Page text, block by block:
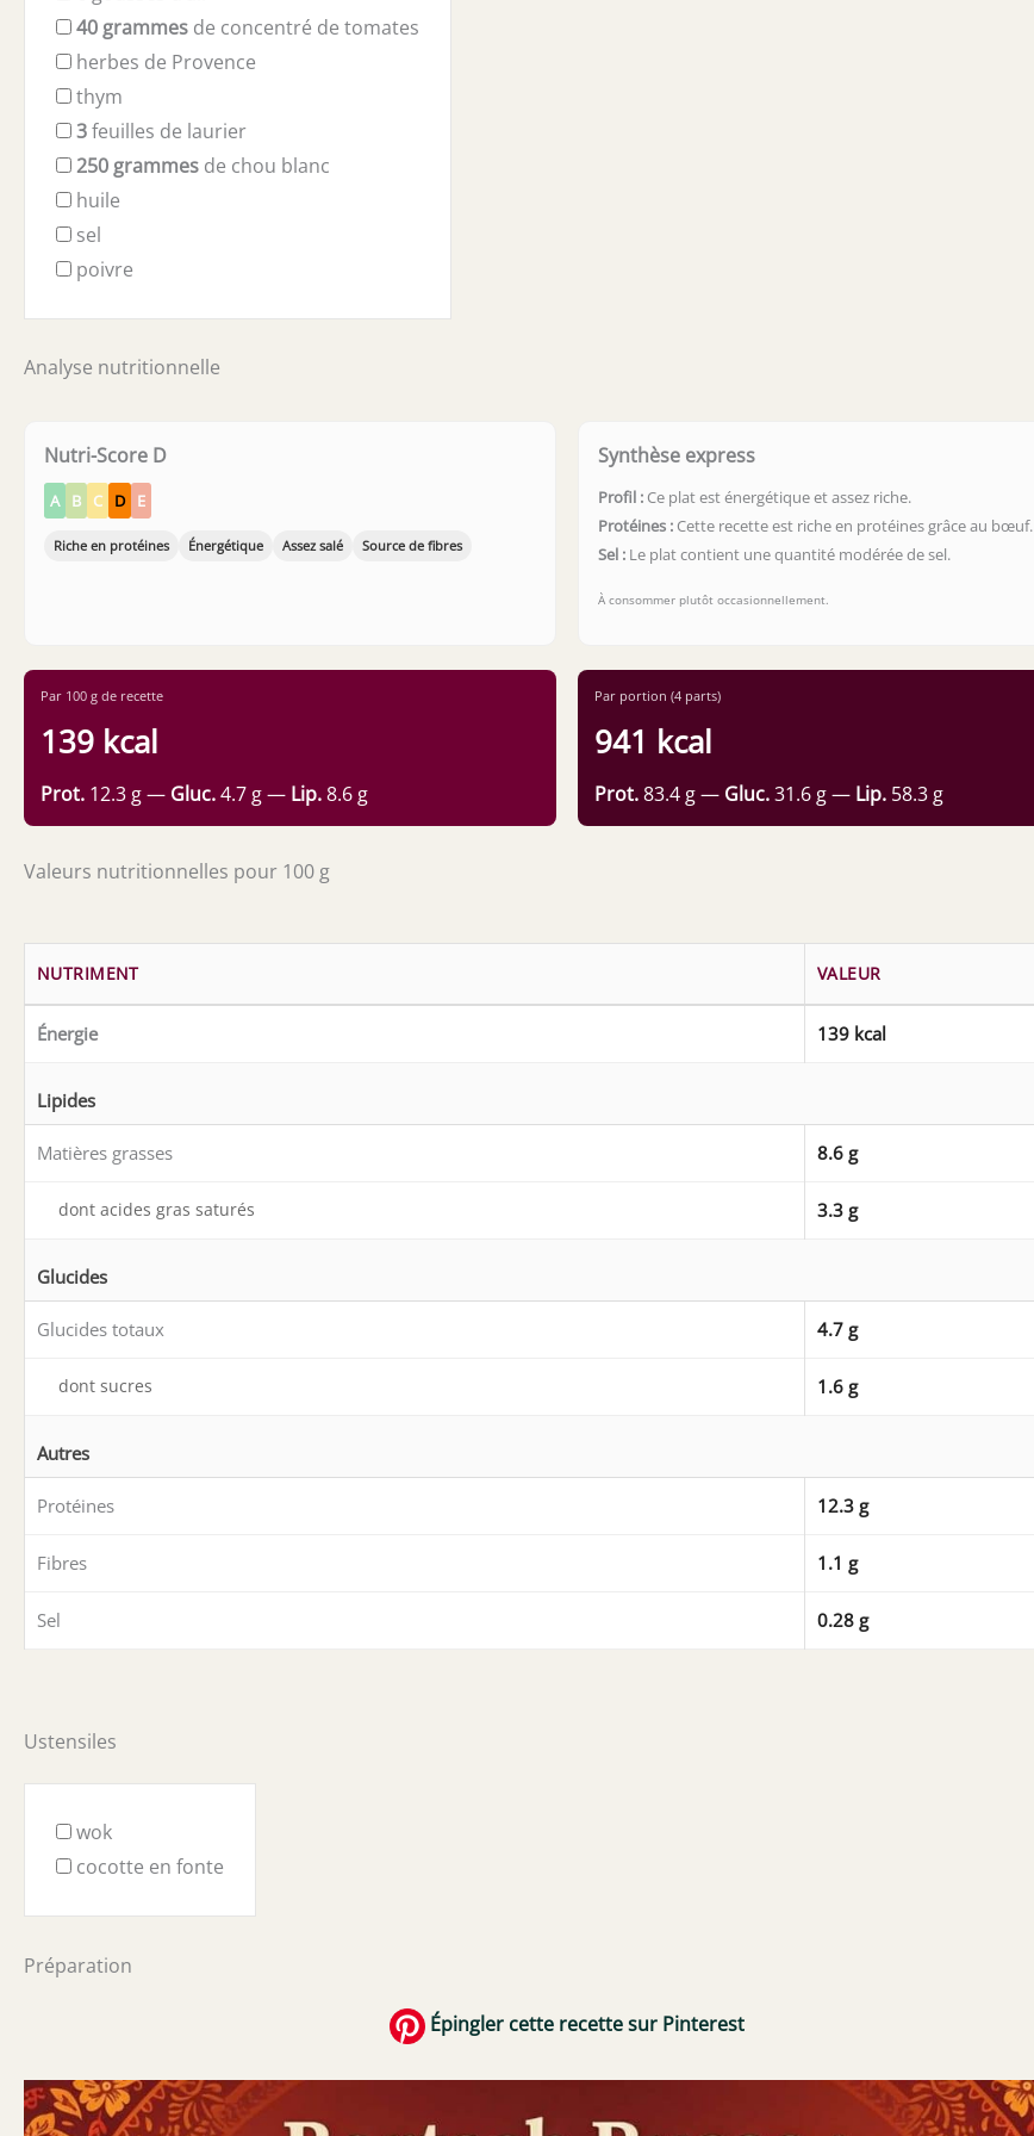
40 grammes de concentré de tomates
herbes de Provence
thym
3feuilles de laurier
250 grammes de chou blanc
huile
sel
poivre
Analyse nutritionnelle
Nutri-Score D
A B C D E
Riche en protéines Énergétique Assez salé Source de fibres
Synthèse express
Profil : Ce plat est énergétique et assez riche.
Protéines : Cette recette est riche en protéines grâce au bœuf.
Sel : Le plat contient une quantité modérée de sel.
À consommer plutôt occasionnellement.
Par 100 g de recette
139 kcal
Prot. 12.3 g — Gluc.4.7 g — Lip.8.6 g
Par portion (4 parts)
941 kcal
Prot.83.4 g — Gluc.31.6 g — Lip. 58.3 g
Valeurs nutritionnelles pour 100 g
NUTRIMENT VALEUR
Énergie 139 kcal
Lipides
Matières grasses 8.6 g
dont acides gras saturés 3.3 g
Glucides
Glucides totaux 4.7 g
dont sucres 1.6 g
Autres
Protéines 12.3 g
Fibres 1.1 g
Sel 0.28 g
Ustensiles
wok
cocotte en fonte
Préparation
Épingler cette recette sur Pinterest